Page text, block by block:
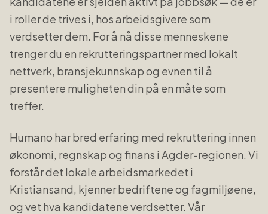
i roller de trives i, hos arbeidsgivere som
verdsetter dem. For å nå disse menneskene
trenger du en rekrutteringspartner med lokalt
nettverk, bransjekunnskap og evnen til å
presentere muligheten din på en måte som
treffer.
Humano har bred erfaring med rekruttering innen
økonomi, regnskap og finans i Agder-regionen. Vi
forstår det lokale arbeidsmarkedet i
Kristiansand, kjenner bedriftene og fagmiljøene,
og vet hva kandidatene verdsetter. Vår